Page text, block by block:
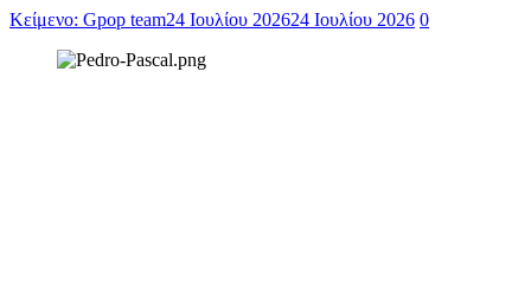
Κείμενο: Gpop team24 Ιουλίου 202624 Ιουλίου 2026 0